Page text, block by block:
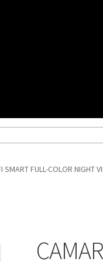
FULL-COLOR NIGHT